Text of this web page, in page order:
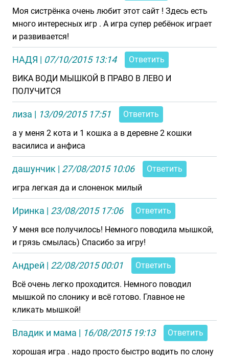
Моя систрёнка очень любит этот сайт ! Здесь есть
много интересных игр . А игра супер ребёнок играет
и развивается!
НАДЯ | 07/10/2015 13:14
Ответить
ВИКА ВОДИ МЫШКОЙ В ПРАВО В ЛЕВО И
ПОЛУЧИТСЯ
лиза | 13/09/2015 17:51
Ответить
а у меня 2 кота и 1 кошка а в деревне 2 кошки
василиса и анфиса
дашунчик | 27/08/2015 10:06
Ответить
игра легкая да и слоненок милый
Иринка | 23/08/2015 17:06
Ответить
У меня все получилось! Немного поводила мышкой,
и грязь смылась) Спасибо за игру!
Андрей | 22/08/2015 00:01
Ответить
Всё очень легко проходится. Немного поводил
мышкой по слонику и всё готово. Главное не
кликать мышкой!
Владик и мама | 16/08/2015 19:13
Ответить
хорошая игра . надо просто быстро водить по слону